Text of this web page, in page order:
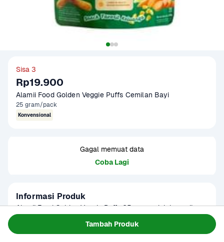
Tambah Produk
Sisa 3
Rp19.900
Alamii Food Golden Veggie Puffs Cemilan Bayi
25 gram/pack
Konvensional
Gagal memuat data
Coba Lagi
Informasi Produk
Alamii Food Golden Veggie Puffs 25 gram adalah camilan
sayuran berkualitas tinggi. Dengan rasa sayuran yang alami